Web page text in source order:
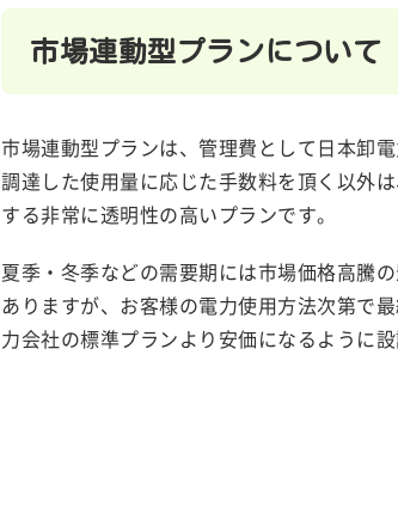
市場連動型プランについて
市場連動型プランは、管理費として日本卸
調達した使用量に応じた手数料を頂く以外
する非常に透明性の高いプランです。
夏季・冬季などの需要期には市場価格高騰
ありますが、お客様の電力使用方法次第で
力会社の標準プランより安価になるように設